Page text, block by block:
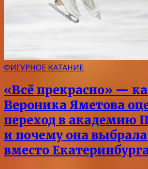
ФИГУРНОЕ КАТАНИЕ
«Всё прекрасно» —
Вероника Яметова
переход в академию
и почему она
вместо